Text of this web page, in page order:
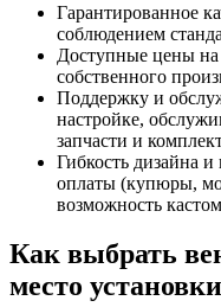
Гарантированное
соблюдением
Доступные цены на
собственного
Поддержку и
настройке,
запчасти и
Гибкость дизайна
оплаты (купюры,
возможность
Как выбрать
место установки